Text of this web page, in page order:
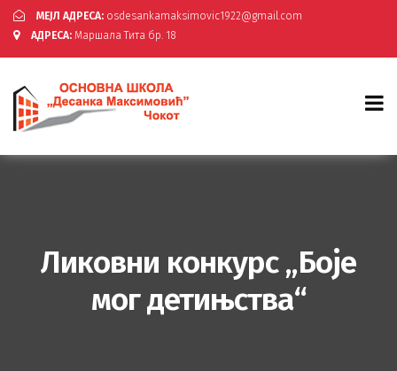
МЕЈЛ АДРЕСА: osdesankamaksimovic1922@gmail.com
АДРЕСА: Маршала Тита бр. 18
Ликовни конкурс „Боје
мог детињства“